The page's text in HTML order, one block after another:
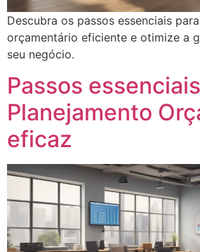
Descubra os passos essenciais
orçamentário eficiente e otimize a
seu negócio.
Passos
Planejamento
eficaz